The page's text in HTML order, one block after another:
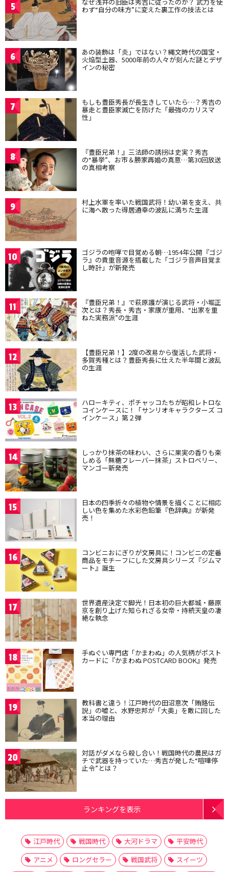
5 わず“自分の味方”に変えた裏工作の技法とは
6 あの装飾は「炎」ではない？縄文時代の国宝・
火焔型土器、5000年前の人々が刻んだ謎とデザ
インの秘密
7 もしも豊臣秀長が長生きしていたら…？秀吉の
暴走と豊臣家滅亡を防げた「最強のカリスマ
性」
8 『豊臣兄弟！』三法師の誘拐は史実？秀吉
の“暴挙”、お市＆勝家再婚の真意…第30回放送
の真相考察
9 村上水軍を率いた戦国武将！幼い弟を支え、共
に海へ散った得居通幸の波乱に満ちた生涯
10 ゴジラの咆哮で目覚める朝…1954年公開『ゴジ
ラ』の貴重音源を搭載した「ゴジラ音声目覚ま
し時計」が新発売
11 『豊臣兄弟！』で萩原護が演じる武将・小堀正
次とは？秀長・秀吉・家康が重用、“出家を重
ねた実務派”の生涯
12 【豊臣兄弟！】2度の改易から復活した武将・
多賀秀種とは？豊臣秀長に仕えた半年間と波乱
の生涯
13 ハローキティ、ポチャッコたちが昭和レトロな
コインケースに！「サンリオキャラクターズ コ
インケース」第２弾
14 しっかり抹茶の味わい、さらに果実の香りも楽
しめる「無糖フレーバー抹茶」ストロベリー、
マンゴー新発売
15 日本の四季折々の植物や情景を描くことに相応
しい色を集めた水彩色鉛筆『色辞典』が新発
売！
16 コンビニおにぎりが文房具に！コンビニの定番
商品をモチーフにした文房具シリーズ『ジムマ
ート』誕生
17 世界遺産決定で脚光！日本初の巨大都城・藤原
京を創り上げた知られざる女帝・持統天皇の凄
絶な執念
18 手ぬぐい専門店「かまわぬ」の人気柄がポスト
カードに『かまわぬ POSTCARD BOOK』発売
19 教科書と違う！江戸時代の田沼意次「賄賂伝
説」の嘘と、水野忠邦が「大奥」を敵に回した
本当の理由
20 対話がダメなら殺し合い！戦国時代の農民はガ
チで武器を持っていた…秀吉が発した“喧嘩停
止令”とは？
ランキングを表示
江戸時代 戦国時代 大河ドラマ
平安時代
アニメ
ロングセラー 戦国武将
スイーツ